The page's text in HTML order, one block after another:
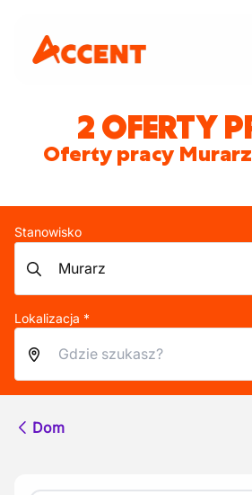
2 OFERTY
Oferty pracy
Stanowisko
Lokalizacja *
Dom